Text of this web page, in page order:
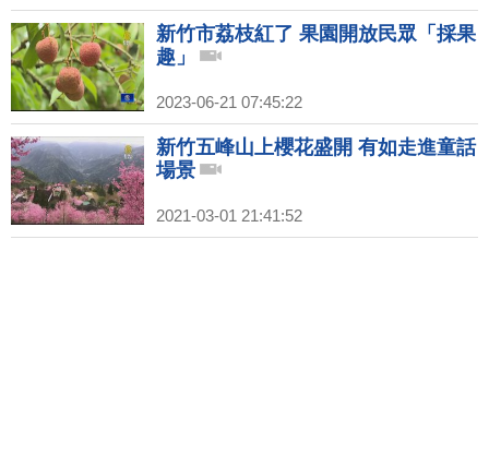
新竹市荔枝紅了 果園開放民眾「採果
趣」
2023-06-21 07:45:22
新竹五峰山上櫻花盛開 有如走進童話
場景
2021-03-01 21:41:52